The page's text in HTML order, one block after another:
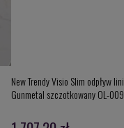
New Trendy Visio Slim odpływ
Gunmetal szczotkowany OL-